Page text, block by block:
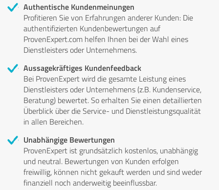
Authentische Kundenmeinungen
Profitieren Sie von Erfahrungen anderer Kunden: Die
authentifizierten Kundenbewertungen auf
ProvenExpert.com helfen Ihnen bei der Wahl eines
Dienstleisters oder Unternehmens.
Aussagekräftiges Kundenfeedback
Bei ProvenExpert wird die gesamte Leistung eines
Dienstleisters oder Unternehmens (z.B. Kundenservice,
Beratung) bewertet. So erhalten Sie einen detaillierten
Überblick über die Service- und Dienstleistungsqualität
in allen Bereichen.
Unabhängige Bewertungen
ProvenExpert ist grundsätzlich kostenlos, unabhängig
und neutral. Bewertungen von Kunden erfolgen
freiwillig, können nicht gekauft werden und sind weder
finanziell noch anderweitig beeinflussbar.